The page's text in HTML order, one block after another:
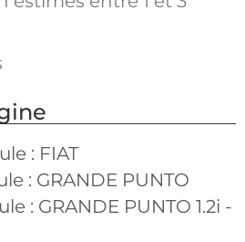
: FIAT
: GRANDE PUNTO
: GRANDE PUNTO 1.2i -